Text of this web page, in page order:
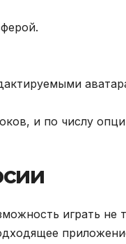
и по числу
играть не